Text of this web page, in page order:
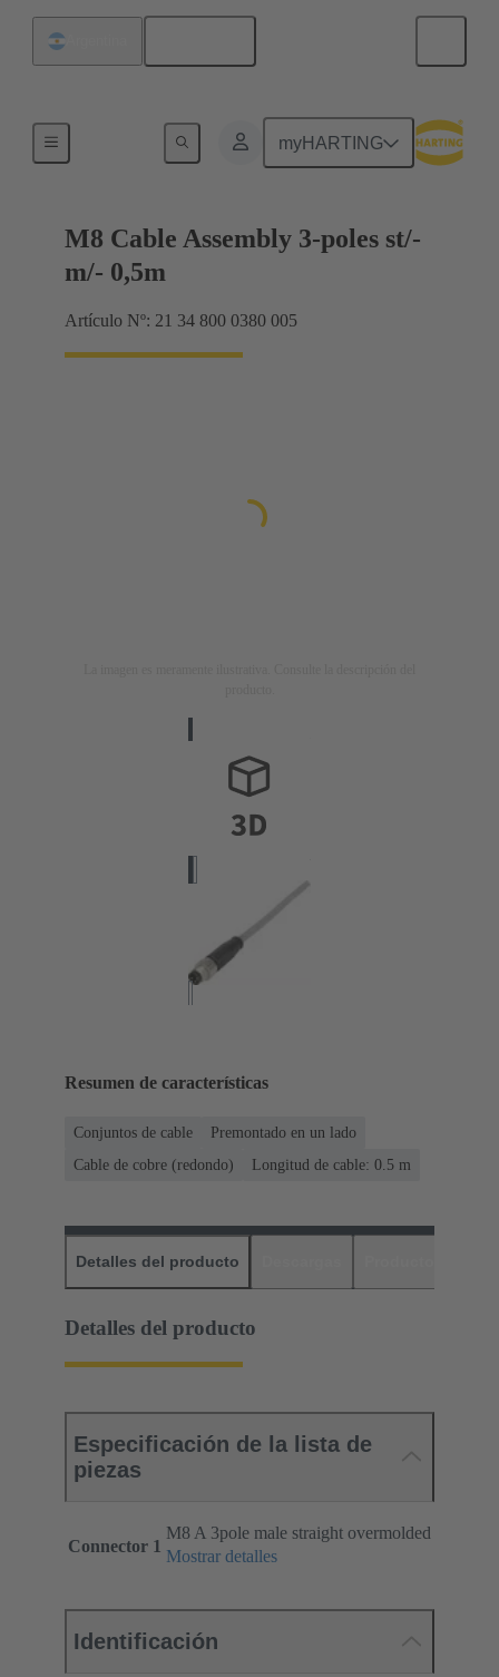
myHARTING
M8 Cable Assembly 3-poles st/-
m/- 0,5m
Artículo Nº: 21 34 800 0380 005
Resumen de características
Conjuntos de cable
Premontado en un lado
Cable de cobre (redondo)
Longitud de cable: 0.5 m
Detalles del producto
Detalles del producto
Especificación de la lista de
piezas
Connector 1
M8 A 3pole male straight overmolded
Mostrar detalles
Identificación